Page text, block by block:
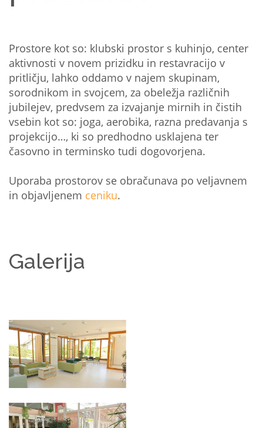
Prostore kot so: klubski prostor s kuhinjo, center
aktivnosti v novem prizidku in restavracijo v
pritličju, lahko oddamo v najem skupinam,
sorodnikom in svojcem, za obeležja različnih
jubilejev, predvsem za izvajanje mirnih in čistih
vsebin kot so: joga, aerobika, razna predavanja s
projekcijo…, ki so predhodno usklajena ter
časovno in terminsko tudi dogovorjena.
Uporaba prostorov se obračunava po veljavnem
in objavljenem ceniku.
Galerija